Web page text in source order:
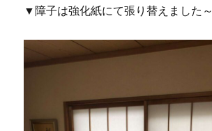
▼障子は強化紙にて張り替えました～